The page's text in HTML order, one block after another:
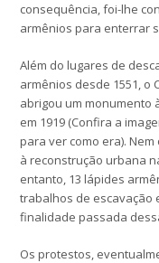
consequência, foi-lhe
armênios para enterrar
Além do lugares de
armênios desde 1551, o
abrigou um monumento
em 1919 (Confira a
para ver como era).
à reconstrução urbana
entanto, 13 lápides
trabalhos de escavação
finalidade passada
Os protestos,